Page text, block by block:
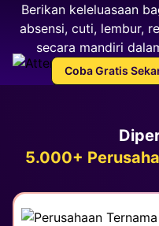
Berikan keleluasaan
absensi, cuti, lembur,
secara mandiri
Coba Gratis
5.000+